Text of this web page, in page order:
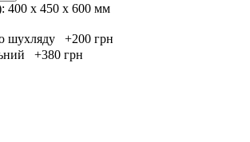
400 x 450 x 600 мм
шухляду +200 грн
+380 грн